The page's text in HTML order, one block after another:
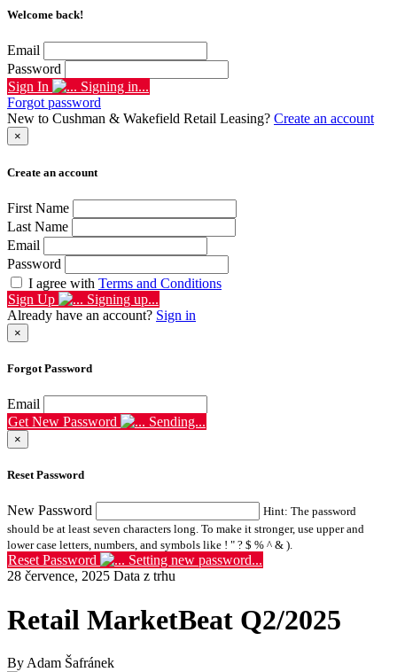
Welcome back!
Email
Password
Sign In
Signing in...
Forgot password
New to Cushman & Wakefield Retail Leasing? Create an account
×
Create an account
First Name
Last Name
Email
Password
I agree with Terms and Conditions
Sign Up
Signing up...
Already have an account? Sign in
×
Forgot Password
Email
Get New Password
Sending...
×
Reset Password
New Password
Hint: The password
should be at least seven characters long. To make it stronger, use upper and
lower case letters, numbers, and symbols like ! " ? $ % ^ & ).
Reset Password
Setting new password...
28 července, 2025 Data z trhu
Retail MarketBeat Q2/2025
By Adam Šafránek